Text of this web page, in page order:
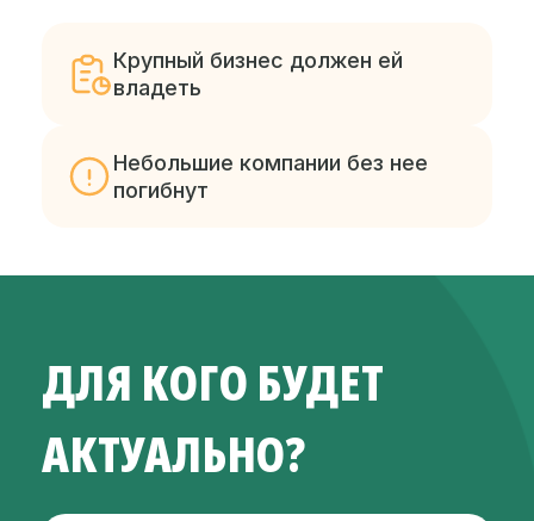
Крупный бизнес должен ей
владеть
Небольшие компании без нее
погибнут
ДЛЯ КОГО БУДЕТ
АКТУАЛЬНО?